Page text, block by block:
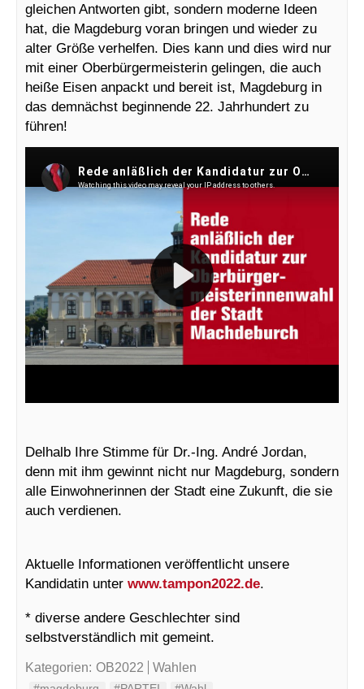
gleichen Antworten gibt, sondern moderne Ideen
hat, die Magdeburg voran bringen und wieder zu
alter Größe verhelfen. Dies kann und dies wird nur
mit einer Oberbürgermeisterin gelingen, die auch
heiße Eisen anpackt und bereit ist, Magdeburg in
das demnächst beginnende 22. Jahrhundert zu
führen!
Delhalb Ihre Stimme für Dr.-Ing. André Jordan,
denn mit ihm gewinnt nicht nur Magdeburg, sondern
alle Einwohnerinnen der Stadt eine Zukunft, die sie
auch verdienen.
Aktuelle Informationen veröffentlicht unsere
Kandidatin unter www.tampon2022.de.
* diverse andere Geschlechter sind
selbstverständlich mit gemeint.
Kategorien: OB2022 Wahlen